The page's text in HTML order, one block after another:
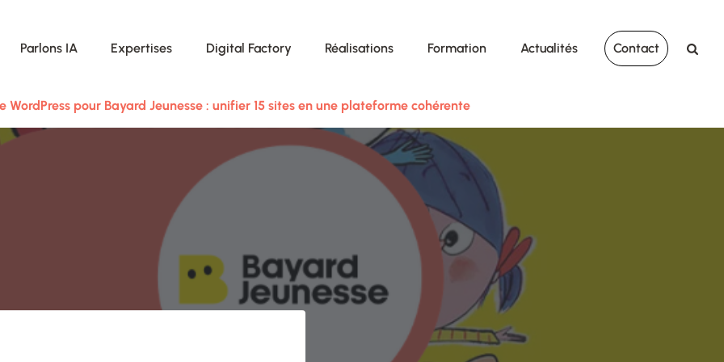
Parlons IA Expertises Digital Factory Réalisations Formation Actualités Contact
WordPress pour Bayard Jeunesse : unifier 15 sites en une plateforme cohérente